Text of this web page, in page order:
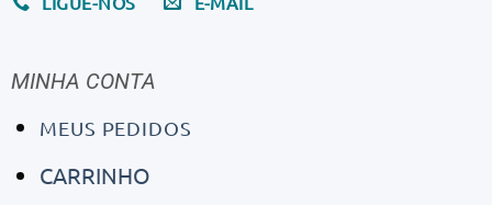
MINHA CONTA
MEUS PEDIDOS
CARRINHO